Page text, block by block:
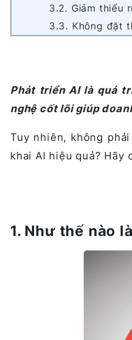
3.2. Giảm thiểu
3.3. Không đặt
Phát triển AI là quá
nghệ cốt lõi giúp
Tuy nhiên, không
khai AI hiệu quả? Hãy
1. Như thế nào